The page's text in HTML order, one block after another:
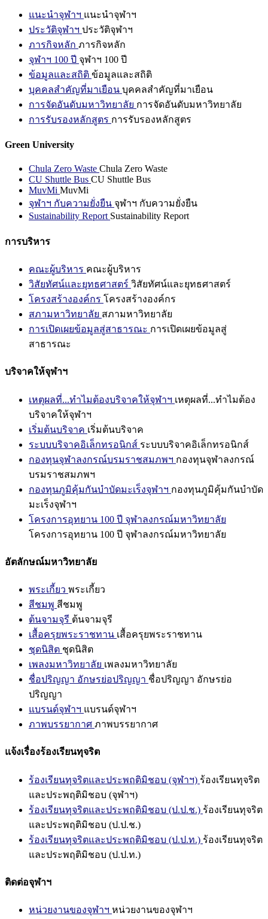
แนะนำจุฬาฯ แนะนำจุฬาฯ
ประวัติจุฬาฯ ประวัติจุฬาฯ
ภารกิจหลัก ภารกิจหลัก
จุฬาฯ 100 ปี จุฬาฯ 100 ปี
ข้อมูลและสถิติ ข้อมูลและสถิติ
บุคคลสำคัญที่มาเยือน บุคคลสำคัญที่มาเยือน
การจัดอันดับมหาวิทยาลัย การจัดอันดับมหาวิทยาลัย
การรับรองหลักสูตร การรับรองหลักสูตร
Green University
Chula Zero Waste Chula Zero Waste
CU Shuttle Bus CU Shuttle Bus
MuvMi MuvMi
จุฬาฯ กับความยั่งยืน จุฬาฯ กับความยั่งยืน
Sustainability Report Sustainability Report
การบริหาร
คณะผู้บริหาร คณะผู้บริหาร
วิสัยทัศน์และยุทธศาสตร์ วิสัยทัศน์และยุทธศาสตร์
โครงสร้างองค์กร โครงสร้างองค์กร
สภามหาวิทยาลัย สภามหาวิทยาลัย
การเปิดเผยข้อมูลสู่สาธารณะ การเปิดเผยข้อมูลสู่
สาธารณะ
บริจาคให้จุฬาฯ
เหตุผลที่...ทำไมต้องบริจาคให้จุฬาฯ เหตุผลที่...ทำไมต้อง
บริจาคให้จุฬาฯ
เริ่มต้นบริจาค เริ่มต้นบริจาค
ระบบบริจาคอิเล็กทรอนิกส์ ระบบบริจาคอิเล็กทรอนิกส์
กองทุนจุฬาลงกรณ์บรมราชสมภพฯ กองทุนจุฬาลงกรณ์
บรมราชสมภพฯ
กองทุนภูมิคุ้มกันบำบัดมะเร็งจุฬาฯ กองทุนภูมิคุ้มกันบำบัด
มะเร็งจุฬาฯ
โครงการอุทยาน 100 ปี จุฬาลงกรณ์มหาวิทยาลัย
โครงการอุทยาน 100 ปี จุฬาลงกรณ์มหาวิทยาลัย
อัตลักษณ์มหาวิทยาลัย
พระเกี้ยว พระเกี้ยว
สีชมพู สีชมพู
ต้นจามจุรี ต้นจามจุรี
เสื้อครุยพระราชทาน เสื้อครุยพระราชทาน
ชุดนิสิต ชุดนิสิต
เพลงมหาวิทยาลัย เพลงมหาวิทยาลัย
ชื่อปริญญา อักษรย่อปริญญา ชื่อปริญญา อักษรย่อ
ปริญญา
แบรนด์จุฬาฯ แบรนด์จุฬาฯ
ภาพบรรยากาศ ภาพบรรยากาศ
แจ้งเรื่องร้องเรียนทุจริต
ร้องเรียนทุจริตและประพฤติมิชอบ (จุฬาฯ) ร้องเรียนทุจริต
และประพฤติมิชอบ (จุฬาฯ)
ร้องเรียนทุจริตและประพฤติมิชอบ (ป.ป.ช.) ร้องเรียนทุจริต
และประพฤติมิชอบ (ป.ป.ช.)
ร้องเรียนทุจริตและประพฤติมิชอบ (ป.ป.ท.) ร้องเรียนทุจริต
และประพฤติมิชอบ (ป.ป.ท.)
ติดต่อจุฬาฯ
หน่วยงานของจุฬาฯ หน่วยงานของจุฬาฯ